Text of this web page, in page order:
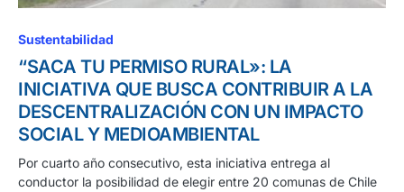
Sustentabilidad
“SACA TU PERMISO RURAL»: LA
INICIATIVA QUE BUSCA CONTRIBUIR A LA
DESCENTRALIZACIÓN CON UN IMPACTO
SOCIAL Y MEDIOAMBIENTAL
Por cuarto año consecutivo, esta iniciativa entrega al
conductor la posibilidad de elegir entre 20 comunas de Chile